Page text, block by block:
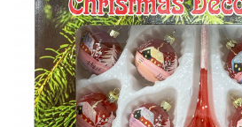
Ø45
Martha Stewart
Jumbo